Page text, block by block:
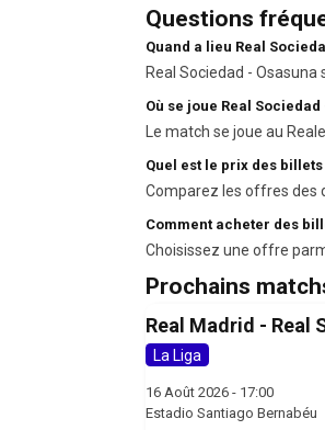
Questions
Quand a lieu Real
Real Sociedad -
Où se joue Real Sociedad
Le match se joue au
Quel est le prix des
Comparez les offres des
Comment acheter des
Choisissez une offre
Prochains
Real Madrid - Real
La Liga
16 Août 2026 - 17:00
Estadio Santiago Bernabéu